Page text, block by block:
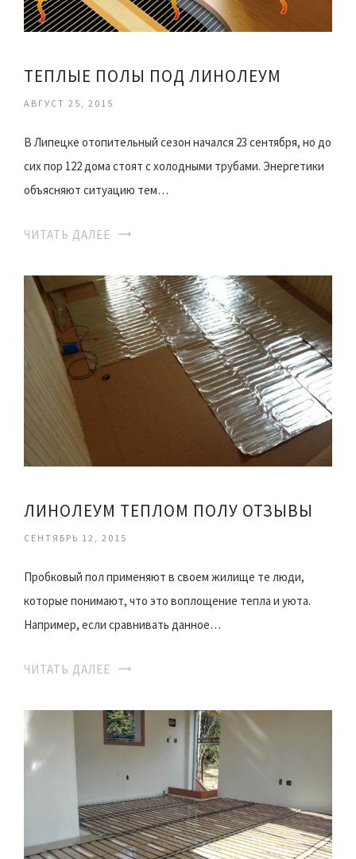
ТЕПЛЫЕ ПОЛЫ ПОД ЛИНОЛЕУМ
АВГУСТ 25, 2015
В Липецке отопительный сезон начался 23 сентября, но до
сих пор 122 дома стоят с холодными трубами. Энергетики
объясняют ситуацию тем…
ЧИТАТЬ ДАЛЕЕ
ЛИНОЛЕУМ ТЕПЛОМ ПОЛУ ОТЗЫВЫ
СЕНТЯБРЬ 12, 2015
Пробковый пол применяют в своем жилище те люди,
которые понимают, что это воплощение тепла и уюта.
Например, если сравнивать данное…
ЧИТАТЬ ДАЛЕЕ